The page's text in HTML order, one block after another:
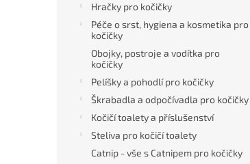
Hračky pro kočičky
Péče o srst, hygiena a kosmetika pro
kočičky
Obojky, postroje a vodítka pro
kočičky
Pelíšky a pohodlí pro kočičky
Škrabadla a odpočívadla pro kočičky
Kočičí toalety a příslušenství
Steliva pro kočičí toalety
Catnip - vše s Catnipem pro kočičky